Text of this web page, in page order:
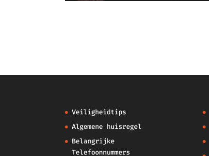
Veiligheidtips
Algemene huisregel
Belangrijke
Telefoonnummers